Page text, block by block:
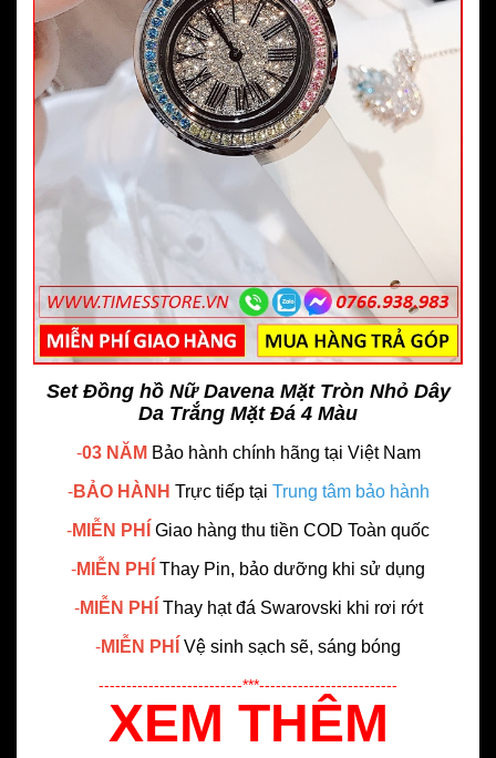
Set Đồng hồ Nữ Davena Mặt Tròn Nhỏ Dây
Da Trắng Mặt Đá 4 Màu
-03 NĂM Bảo hành chính hãng tại Việt Nam
-BẢO HÀNH Trực tiếp tại Trung tâm bảo hành
-MIỄN PHÍ Giao hàng thu tiền COD Toàn quốc
-MIỄN PHÍ Thay Pin, bảo dưỡng khi sử dụng
-MIỄN PHÍ Thay hạt đá Swarovski khi rơi rớt
-MIỄN PHÍ Vệ sinh sạch sẽ, sáng bóng
--------------------------***-------------------------
XEM THÊM